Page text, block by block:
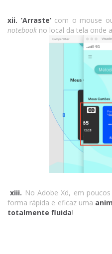
xii. ’Arraste’com o mouse
notebook no local da tela onde
xiii. No Adobe Xd, em
forma rápida e eficaz uma
totalmente fluida!